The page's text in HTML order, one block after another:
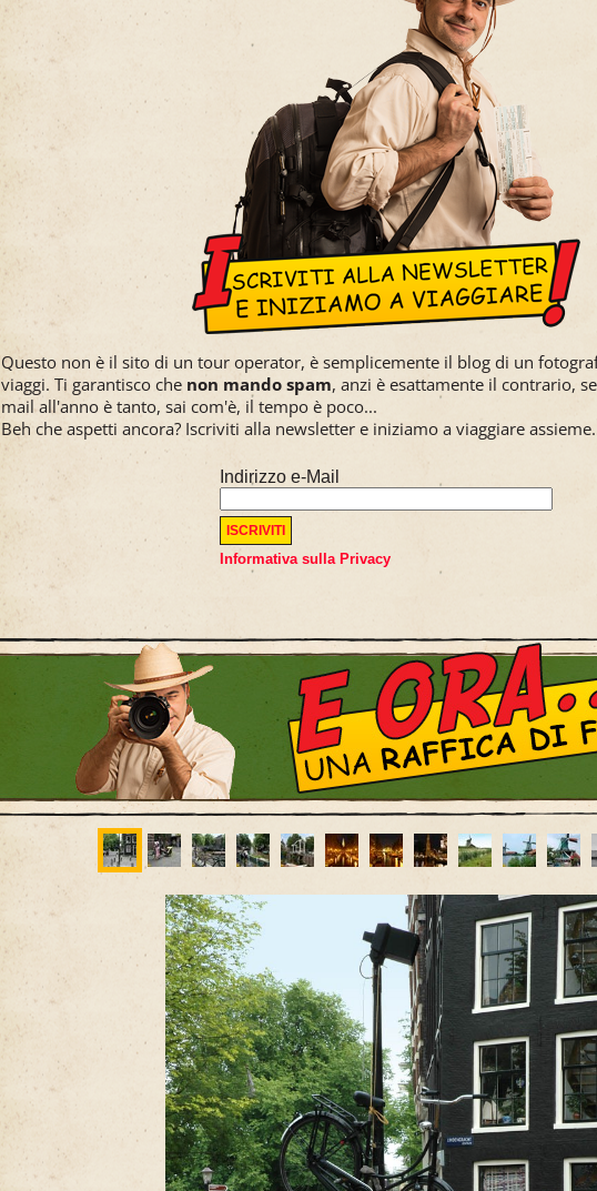
Questo non è il sito di un tour operator, è semplicemente il blog di un
viaggi. Ti garantisco che non mando spam, anzi è esattamente il contrario,
mail all'anno è tanto, sai com'è, il tempo è poco...
Beh che aspetti ancora? Iscriviti alla newsletter e iniziamo a viaggiare